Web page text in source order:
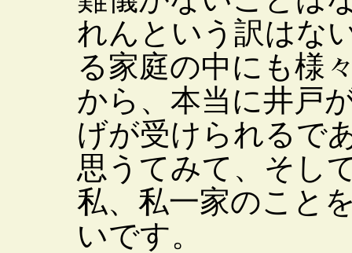
れんという訳はな
る家庭の中にも様
から、本当に井戸
げが受けられるで
思うてみて、そし
私、私一家のこと
いです。